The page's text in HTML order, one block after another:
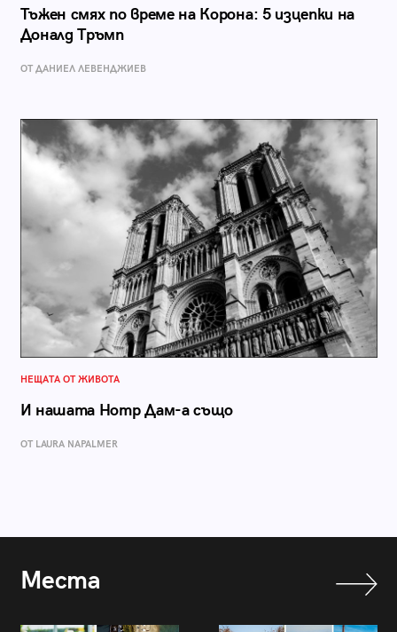
Тъжен смях по време на Корона: 5 изцепки на
Доналд Тръмп
ОТ ДАНИЕЛ ЛЕВЕНДЖИЕВ
НЕЩАТА ОТ ЖИВОТА
И нашата Нотр Дам-а също
ОТ LAURA NAPALMER
Места